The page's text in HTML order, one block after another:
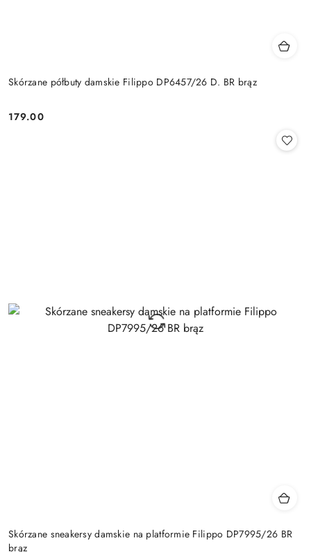
Skórzane półbuty damskie Filippo DP6457/26 D. BR brąz
Cena:
179.00
Skórzane sneakersy damskie na platformie Filippo DP7995/26 BR
brąz